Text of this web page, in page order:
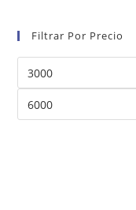
Filtrar Por Precio
mínimo
máximo